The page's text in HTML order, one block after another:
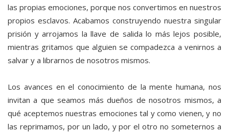
las propias emociones, porque nos convertimos en nuestros
propios esclavos. Acabamos construyendo nuestra singular
prisión y arrojamos la llave de salida lo más lejos posible,
mientras gritamos que alguien se compadezca a venirnos a
salvar y a librarnos de nosotros mismos.
Los avances en el conocimiento de la mente humana, nos
invitan a que seamos más dueños de nosotros mismos, a
qué aceptemos nuestras emociones tal y como vienen, y no
las reprimamos, por un lado, y por el otro no someternos a